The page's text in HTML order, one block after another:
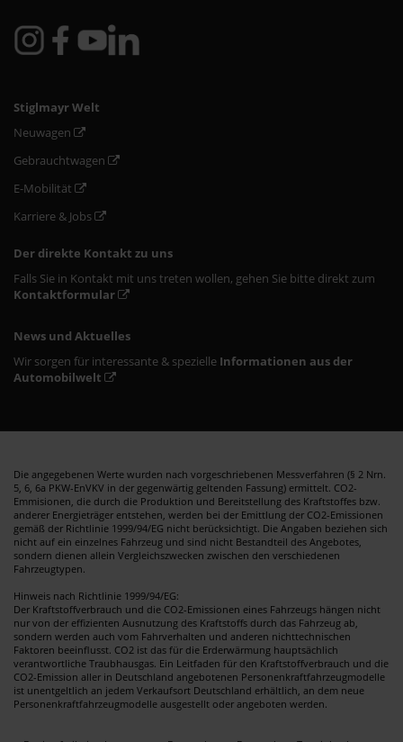
Stiglmayr Welt
Neuwagen
Gebrauchtwagen
E-Mobilität
Karriere & Jobs
Der direkte Kontakt zu uns
Falls Sie in Kontakt mit uns treten wollen, gehen Sie bitte direkt zum
Kontaktformular
News und Aktuelles
Wir sorgen für interessante & spezielle Informationen aus der
Automobilwelt
Die angegebenen Werte wurden nach vorgeschriebenen Messverfahren (§ 2 Nrn.
5, 6, 6a PKW-EnVKV in der gegenwärtig geltenden Fassung) ermittelt. CO2-
Emmisionen, die durch die Produktion und Bereitstellung des Kraftstoffes bzw.
anderer Energieträger entstehen, werden bei der Emittlung der CO2-Emissionen
gemäß der Richtlinie 1999/94/EG nicht berücksichtigt. Die Angaben beziehen sich
nicht auf ein einzelnes Fahrzeug und sind nicht Bestandteil des Angebotes,
sondern dienen allein Vergleichszwecken zwischen den verschiedenen
Fahrzeugtypen.
Hinweis nach Richtlinie 1999/94/EG:
Der Kraftstoffverbrauch und die CO2-Emissionen eines Fahrzeugs hängen nicht
nur von der effizienten Ausnutzung des Kraftstoffs durch das Fahrzeug ab,
sondern werden auch vom Fahrverhalten und anderen nichttechnischen
Faktoren beeinflusst. CO2 ist das für die Erderwärmung hauptsächlich
verantwortliche Traubhausgas. Ein Leitfaden für den Kraftstoffverbrauch und die
CO2-Emission aller in Deutschland angebotenen Personenkraftfahrzeugmodelle
ist unentgeltlich an jedem Verkaufsort Deutschland erhältlich, an dem neue
Personenkraftfahrzeugmodelle ausgestellt oder angeboten werden.